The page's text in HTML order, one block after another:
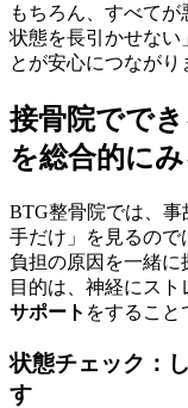
もちろん、すべて
状態を長引かせない
とが安心につながり
接骨院でで
を総合的に
BTG整骨院では、
手だけ」を見るので
負担の原因を一緒に
目的は、神経にス
サポート をすること
状態チェック：
す